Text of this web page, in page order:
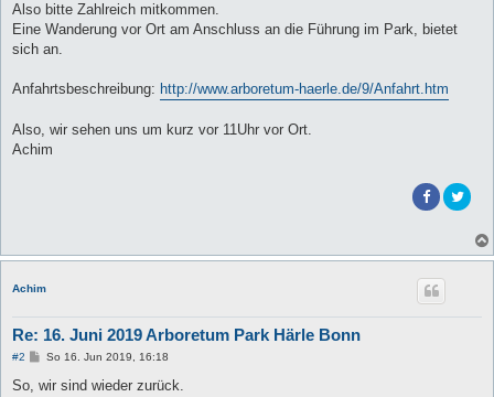
Also bitte Zahlreich mitkommen.
Eine Wanderung vor Ort am Anschluss an die Führung im Park, bietet
sich an.
Anfahrtsbeschreibung: http://www.arboretum-haerle.de/9/Anfahrt.htm
Also, wir sehen uns um kurz vor 11Uhr vor Ort.
Achim
Achim
Re: 16. Juni 2019 Arboretum Park Härle Bonn
#2
B
i
So 16. Jun 2019, 16:18
So, wir sind wieder zurück.